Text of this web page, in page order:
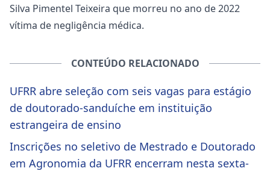
Silva Pimentel Teixeira que morreu no ano de 2022
vítima de negligência médica.
CONTEÚDO RELACIONADO
UFRR abre seleção com seis vagas para estágio
de doutorado-sanduíche em instituição
estrangeira de ensino
Inscrições no seletivo de Mestrado e Doutorado
em Agronomia da UFRR encerram nesta sexta-